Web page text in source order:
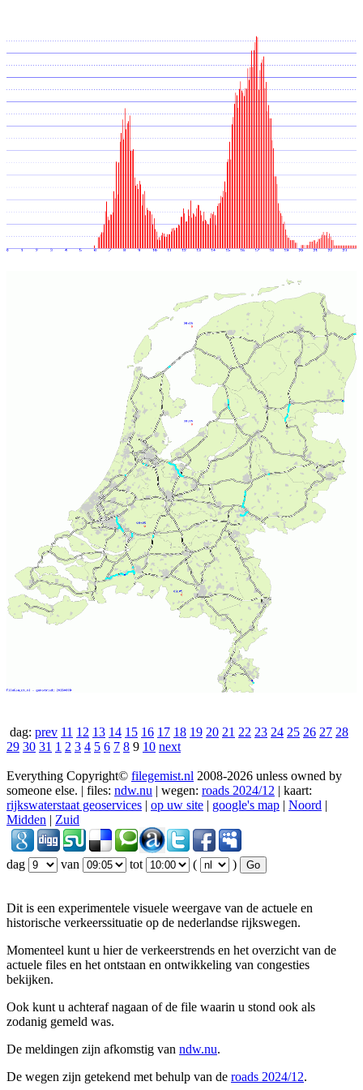
dag: prev 11 12 13 14 15 16 17 18 19 20 21 22 23 24 25 26 27 28
29 30 31 1 2 3 4 5 6 7 8 9 10 next
Everything Copyright© filegemist.nl 2008-2026 unless owned by
someone else. | files: ndw.nu | wegen: roads 2024/12 | kaart:
rijkswaterstaat geoservices | op uw site | google's map | Noord |
Midden | Zuid
dag van tot ( )
Dit is een experimentele visuele weergave van de actuele en
historische verkeerssituatie op de nederlandse rijkswegen.
Momenteel kunt u hier de verkeerstrends en het overzicht van de
actuele files en het ontstaan en ontwikkeling van congesties
bekijken.
Ook kunt u achteraf nagaan of de file waarin u stond ook als
zodanig gemeld was.
De meldingen zijn afkomstig van ndw.nu.
De wegen zijn getekend met behulp van de roads 2024/12.